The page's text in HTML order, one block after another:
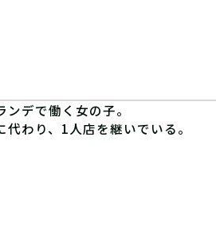
ンデで働く女の子。
代わり、1人店を継いでいる。